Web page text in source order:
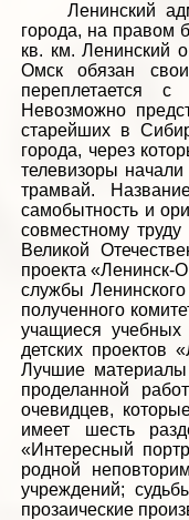
Ленинский
города, на правом
кв. км. Ленинский
Омск обязан
переплетается
Невозможно
старейших в
города, через
телевизоры
трамвай.
самобытность и
совместному
Великой
проекта «Ленинск-
службы
полученного
учащиеся учебных
детских проектов
Лучшие материалы
проделанной
очевидцев,
имеет шесть
«Интересный
родной
учреждений;
прозаические